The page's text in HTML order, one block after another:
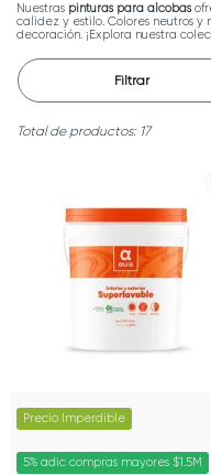
Nuestras pinturas para alcobas
calidez y estilo. Colores neutros
decoración. ¡Explora nuestra
Filtrar
17
Precio Imperdible
5% adic compras mayores $1.5M